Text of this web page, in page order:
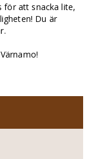
för att snacka lite,
Du är